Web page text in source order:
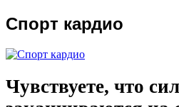
Спорт кардио
Чувствуете, что